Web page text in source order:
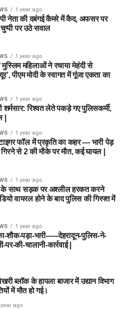
1 year ago
नेता की दबंगई कैमरे में कैद, अफसर पर
पर उठे सवाल
1 year ago
मुस्लिम महिलाओं ने रचाया मेहंदी से
पीएम मोदी के स्वागत में गूंजा एकता का
1 year ago
शर्मसार: रिश्वत लेते पकड़े गए पुलिसकर्मी,
|
1 year ago
फॉल में प्रकृति का कहर — भारी पेड़
से 2 की मौके पर मौत, कई घायल |
1 year ago
के साथ सड़क पर अश्लील हरकत करने
वायरल होने के बाद पुलिस की गिरफ्त में
1 year ago
शौक-पड़ा-भारी-—-देहरादून-पुलिस-ने-
की-चालानी-कार्रवाई |
ब्लॉक के हापला बाजार में उद्यान विभाग
में मौत हो गई।
year ago